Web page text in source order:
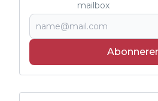
mailbox